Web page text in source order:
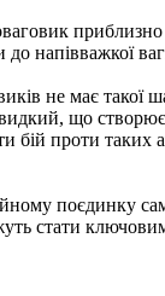
приблизно
напівважкої
не має такої
що
бій проти таких
поєдинку
стати